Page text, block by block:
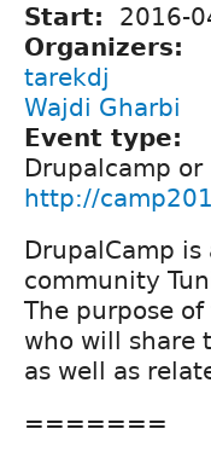
Start: 2016-
Organizers:
tarekdj
Wajdi Gharbi
Event type:
Drupalcamp
http://
DrupalCamp
community
The purpose
who will share
as well as
=======